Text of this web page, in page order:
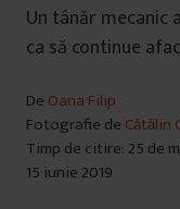
Un tânăr mecanic
ca să continue
De Oana Filip
Fotografie de Cătălin
Timp de citire: 25 de
15 iunie 2019